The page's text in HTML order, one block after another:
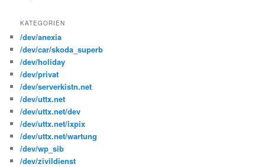
KATEGORIEN
/dev/anexia
/dev/car/skoda_superb
/dev/holiday
/dev/privat
/dev/serverkistn.net
/dev/uttx.net
/dev/uttx.net/dev
/dev/uttx.net/ixpix
/dev/uttx.net/wartung
/dev/wp_sib
/dev/zivildienst